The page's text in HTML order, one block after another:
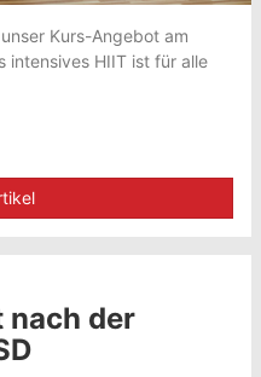
Kurs-Angebot am
intensives HIIT ist für alle
nach der